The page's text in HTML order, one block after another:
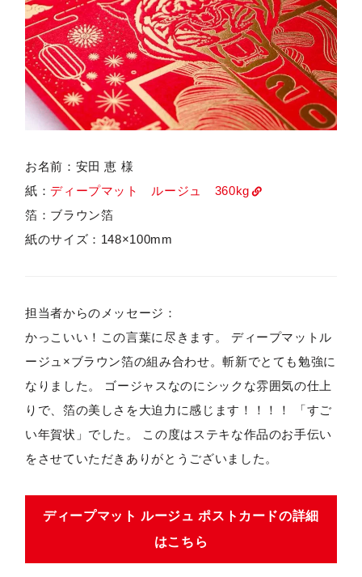
お名前：安田 恵 様
紙： ディープマット ルージュ 360kg
箔：ブラウン箔
紙のサイズ：148×100mm
担当者からのメッセージ：
かっこいい！この言葉に尽きます。 ディープマットル
ージュ×ブラウン箔の組み合わせ。斬新でとても勉強に
なりました。 ゴージャスなのにシックな雰囲気の仕上
りで、箔の美しさを大迫力に感じます！！！！ 「すご
い年賀状」でした。 この度はステキな作品のお手伝い
をさせていただきありがとうございました。
ディープマット ルージュ ポストカードの詳細
はこちら